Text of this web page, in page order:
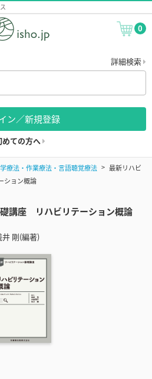
0
詳細検索
ン／新規登録
めての方へ
療法・作業療法・言語聴覚療法
最新リハビ
ション概論
講座 リハビリテーション概論
剛(編著)